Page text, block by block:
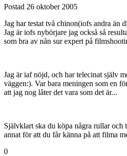
Postad 26 oktober 2005
Jag har testat två chinon(iofs andra än
Jag är iofs nybörjare jag också så
som bra av nån sur expert på
Jag är iaf nöjd, och har telecinat själv
väggen:). Var bara meningen som en
att jag nog låter det vara som det är...
Självklart ska du köpa några rullar och
annat för att du får känna på att filma
0